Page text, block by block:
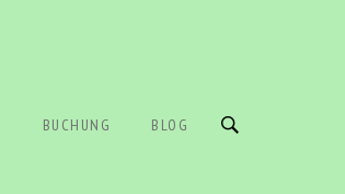
BUCHUNG BLOG